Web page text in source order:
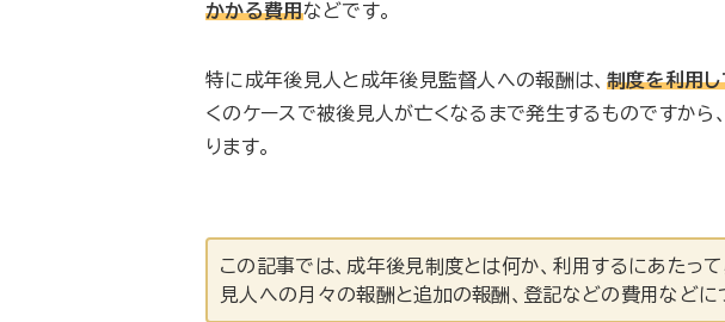
かかる費用などです。
特に成年後見人と成年後見監督人への報酬は、 制度を利用
くのケースで被後見人が亡くなるまで発生するものですから
ります。
この記事では、成年後見制度とは何か、利用するにあたっ
見人への月々の報酬と追加の報酬、登記などの費用などに